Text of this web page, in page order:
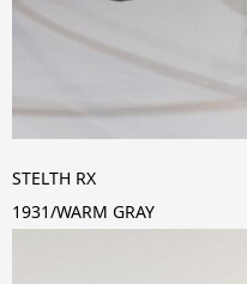
STELTH RX
1931/WARM GRAY